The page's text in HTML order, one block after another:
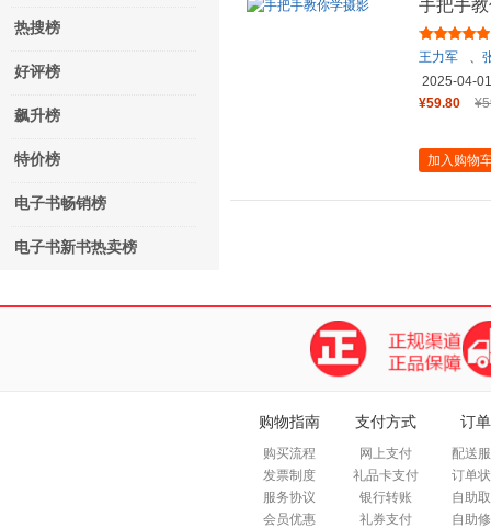
热搜榜
好评榜
飙升榜
特价榜
电子书畅销榜
电子书新书热卖榜
手把手
王力军 、
2025-04-01
¥59.80
加入购物
购物指南
购买流程
发票制度
服务协议
会员优惠
支付方式
网上支付
礼品卡支付
银行转账
礼券支付
订
配送
订单
自助
自助